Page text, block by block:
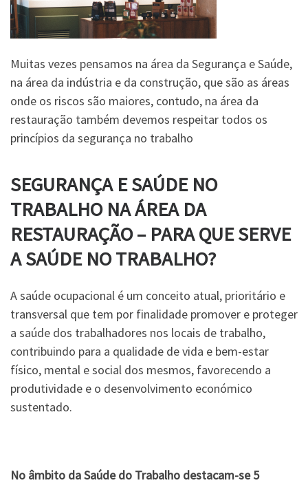
Muitas vezes pensamos na área da Segurança e Saúde,
na área da indústria e da construção, que são as áreas
onde os riscos são maiores, contudo, na área da
restauração também devemos respeitar todos os
princípios da segurança no trabalho
SEGURANÇA E SAÚDE NO
TRABALHO NA ÁREA DA
RESTAURAÇÃO – PARA QUE SERVE
A SAÚDE NO TRABALHO?
A saúde ocupacional é um conceito atual, prioritário e
transversal que tem por finalidade promover e proteger
a saúde dos trabalhadores nos locais de trabalho,
contribuindo para a qualidade de vida e bem-estar
físico, mental e social dos mesmos, favorecendo a
produtividade e o desenvolvimento económico
sustentado.
No âmbito da Saúde do Trabalho destacam-se 5